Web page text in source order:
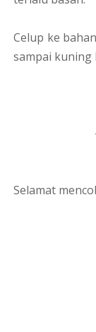
Celup ke
sampai kuning
Selamat